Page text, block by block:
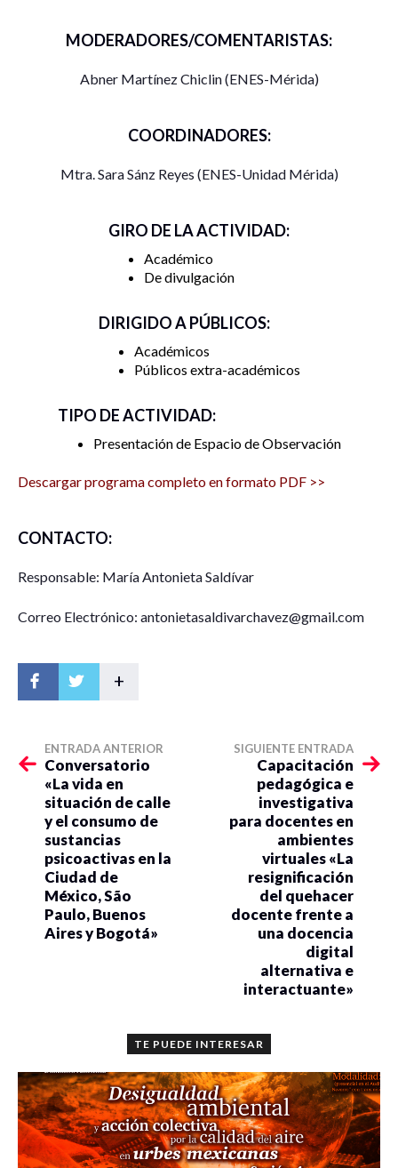
MODERADORES/COMENTARISTAS:
Abner Martínez Chiclin (ENES-Mérida)
COORDINADORES:
Mtra. Sara Sánz Reyes (ENES-Unidad Mérida)
GIRO DE LA ACTIVIDAD:
Académico
De divulgación
DIRIGIDO A PÚBLICOS:
Académicos
Públicos extra-académicos
TIPO DE ACTIVIDAD:
Presentación de Espacio de Observación
Descargar programa completo en formato PDF >>
CONTACTO:
Responsable: María Antonieta Saldívar
Correo Electrónico: antonietasaldivarchavez@gmail.com
+
ENTRADA ANTERIOR
Conversatorio
«La vida en
situación de calle
y el consumo de
sustancias
psicoactivas en la
Ciudad de
México, São
Paulo, Buenos
Aires y Bogotá»
SIGUIENTE ENTRADA
Capacitación
pedagógica e
investigativa
para docentes en
ambientes
virtuales «La
resignificación
del quehacer
docente frente a
una docencia
digital
alternativa e
interactuante»
TE PUEDE INTERESAR